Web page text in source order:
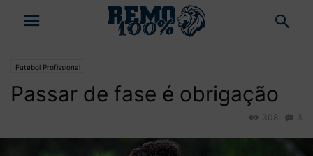
Futebol Profissional
Passar de fase é obrigação
3
308